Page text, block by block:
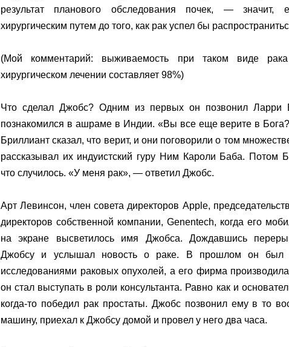
результат планового обследования почек, —
хирургическим путем до того, как рак успел бы
(Мой комментарий: выживаемость при таком виде
хирургическом лечении составляет 98%)
Что сделал Джобс? Одним из первых он позвонил Ларри
познакомился в ашраме в Индии. «Вы все еще верите в
Бриллиант сказал, что верит, и они поговорили о том
рассказывал их индуистский гуру Ним Кароли Баба. Потом
что случилось. «У меня рак», — ответил Джобс.
Арт Левинсон, член совета директоров Apple,
директоров собственной компании, Genentech, когда его
на экране высветилось имя Джобса. Дождавшись
Джобсу и услышал новость о раке. В прошлом он был
исследованиями раковых опухолей, а его фирма производила
он стал выступать в роли консультанта. Равно как и
когда-то победил рак простаты. Джобс позвонил ему в то
машину, приехал к Джобсу домой и провел у него два часа.